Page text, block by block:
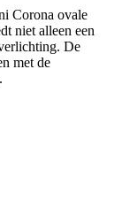
Corona ovale
niet alleen een
De
met de